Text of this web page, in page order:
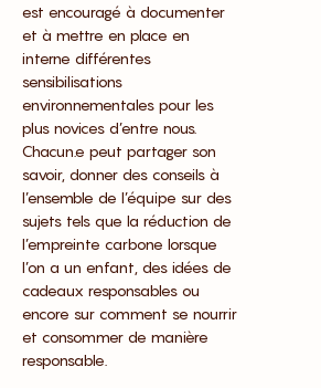
est encouragé à documenter
et à mettre en place en
interne différentes
sensibilisations
environnementales pour les
plus novices d’entre nous.
Chacun.e peut partager son
savoir, donner des conseils à
l’ensemble de l’équipe sur des
sujets tels que la réduction de
l’empreinte carbone lorsque
l’on a un enfant, des idées de
cadeaux responsables ou
encore sur comment se nourrir
et consommer de manière
responsable.